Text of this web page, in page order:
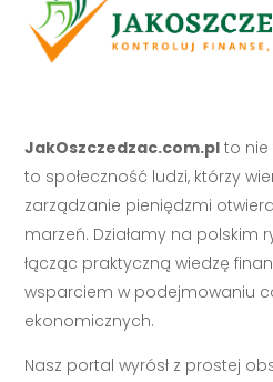
JakOszczedzac.com.pl to nie
to społeczność ludzi, którzy
zarządzanie pieniędzmi
marzeń. Działamy na polskim
łącząc praktyczną wiedzę
wsparciem w podejmowaniu
ekonomicznych.
Nasz portal wyrósł z prostej